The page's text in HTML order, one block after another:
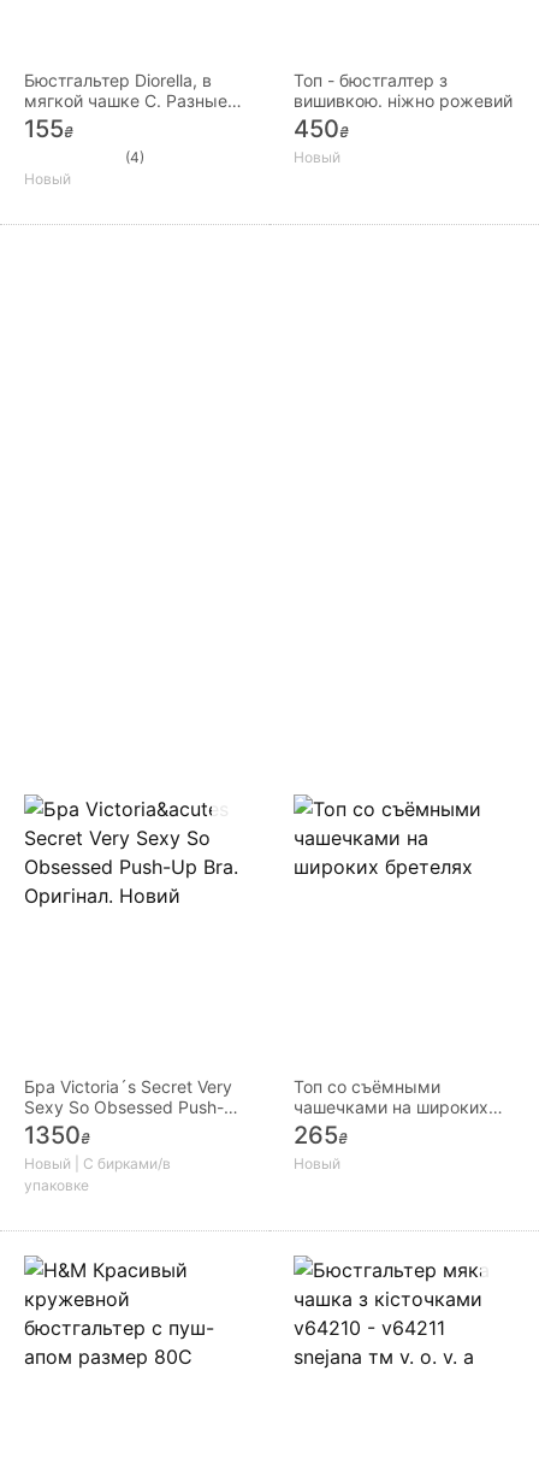
Бюстгальтер Diorella, в
мягкой чашке С. Разные
цвета.
155₴
(4)
Новый
Топ - бюстгалтер з
вишивкою. ніжно рожевий
450₴
Новый
Бра Victoria´s Secret Very
Sexy So Obsessed Push-
Up Bra. Оригінал. Новий
1350₴
Новый | С бирками/в
упаковке
Топ со съёмными
чашечками на широких
бретелях
265₴
Новый